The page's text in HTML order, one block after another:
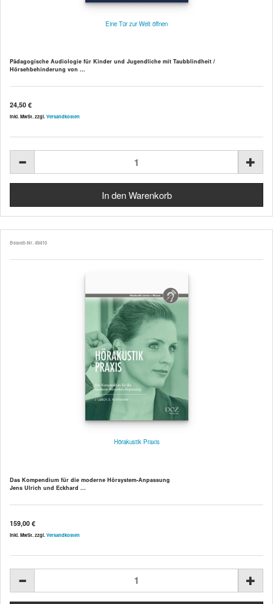
Eine Tür zur Welt öffnen
Pädagogische Audiologie für Kinder und Jugendliche mit Taubblindheit /
Hörsehbehinderung von ...
24,50 €
inkl. MwSt. zzgl. Versandkosten
Bestell-Nr. 49410
Hörakustik Praxis
Das Kompendium für die moderne Hörsystem-Anpassung
Jens Ulrich und Eckhard ...
159,00 €
inkl. MwSt. zzgl. Versandkosten